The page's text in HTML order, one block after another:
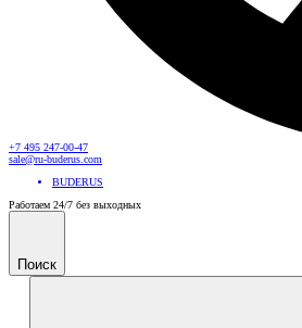
+7 495 247-00-47
sale@ru-buderus.com
BUDERUS
Работаем 24/7 без выходных
Поиск